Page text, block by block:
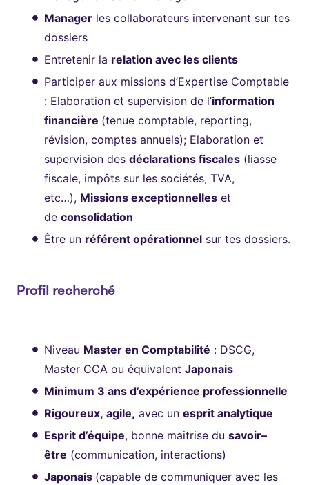
Manager les collaborateurs intervenant sur tes
dossiers
Entretenir la relation avec les clients
Participer aux missions d’Expertise Comptable
: Elaboration et supervision de l’information
financière (tenue comptable, reporting,
révision, comptes annuels); Elaboration et
supervision des déclarations fiscales (liasse
fiscale, impôts sur les sociétés, TVA,
etc…), Missions exceptionnelles et
de consolidation
Être un référent opérationnel sur tes dossiers.
Profil recherché
Niveau Master en Comptabilité : DSCG,
Master CCA ou équivalent Japonais
Minimum 3 ans d’expérience professionnelle
Rigoureux, agile, avec un esprit analytique
Esprit d’équipe, bonne maitrise du savoir–
être (communication, interactions)
Japonais (capable de communiquer avec les